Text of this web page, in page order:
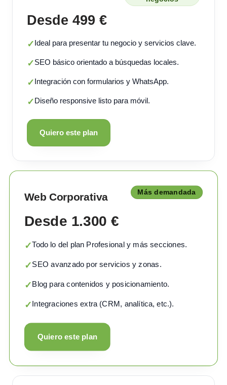
Desde 499 €
✓Ideal para presentar tu negocio y servicios clave.
✓SEO básico orientado a búsquedas locales.
✓Integración con formularios y WhatsApp.
✓Diseño responsive listo para móvil.
Quiero este plan
Web Corporativa Más demandada
Desde 1.300 €
✓Todo lo del plan Profesional y más secciones.
✓SEO avanzado por servicios y zonas.
✓Blog para contenidos y posicionamiento.
✓Integraciones extra (CRM, analítica, etc.).
Quiero este plan